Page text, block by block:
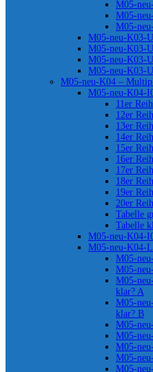
M05-
M05-
M05-
M05-neu-K03-
M05-neu-K03-
M05-neu-K03-
M05-neu-K03-
M05-neu-K04 –
M05-neu-K04-
11er
12er
13er
14er
15er
16er
17er
18er
19er
20er
Tabelle
Tabelle
M05-neu-K04-
M05-neu-K04-
M05-
M05-
M05-
klar? A
M05-
klar? B
M05-
M05-
M05-
M05-
M05-